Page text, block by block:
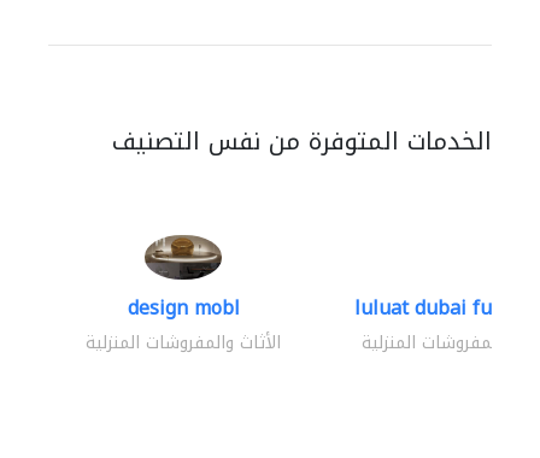
الخدمات المتوفرة من نفس التصنيف
design mobl
الأثاث والمفروشات المنزلية
luluat dubai
والمفروشات المنزلية